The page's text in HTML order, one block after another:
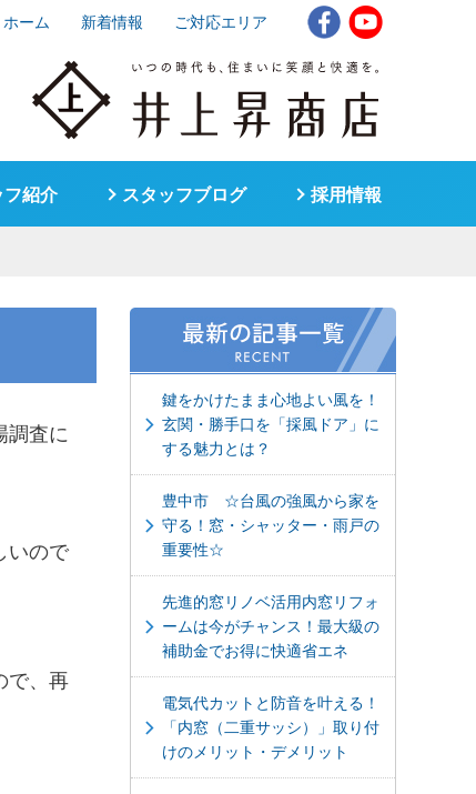
ホーム 新着情報 ご対応エリア
フ紹介 スタッフブログ 採用情報
調査に
いので
で、再
鍵をかけたまま心地よい風を！
玄関・勝手口を「採風ドア」に
する魅力とは？
豊中市 ☆台風の強風から家を
守る！窓・シャッター・雨戸の
重要性☆
先進的窓リノベ活用内窓リフォ
ームは今がチャンス！最大級の
補助金でお得に快適省エネ
電気代カットと防音を叶える！
「内窓（二重サッシ）」取り付
けのメリット・デメリット